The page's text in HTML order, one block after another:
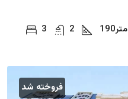
3
2 190متر
فروخته شد